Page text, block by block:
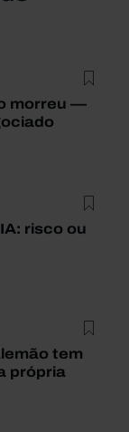
morreu —
risco ou
tem
própria